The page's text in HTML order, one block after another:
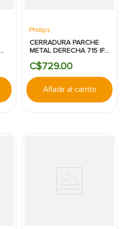
Phillips
CERRADURA PARCHE
METAL DERECHA 715 IF
C$729.00
Añadir al carrito